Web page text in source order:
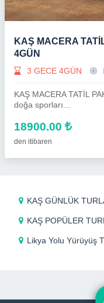
KAŞ MACERA
4GÜN
3 GECE 4GÜN
KAŞ MACERA TATİL
doğa sporları...
18900.00
den itibaren
KAŞ GÜNLÜK
KAŞ POPÜLER
Likya Yolu Yürüyüş